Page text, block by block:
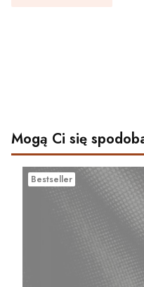
Mogą Ci się
Bestseller